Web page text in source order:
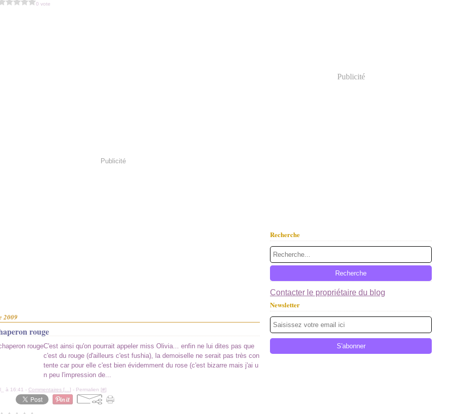
0 vote
Publicité
2009
rouge
C'est ainsi qu'on pourrait appeler miss Olivia... enfin ne lui dites pas que
c'est du rouge (d'ailleurs c'est fushia), la demoiselle ne serait pas très con
tente car pour elle c'est bien évidemment du rose (c'est bizarre mais j'ai u
n peu l'impression de...
à 16:41 - Commentaires [ ] - Permalien [#]
Publicité
Recherche
Contacter le propriétaire du blog
Newsletter